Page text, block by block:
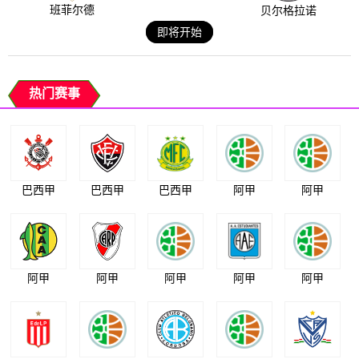
班菲尔德
贝尔格拉诺
即将开始
热门赛事
巴西甲 巴西甲 巴西甲 阿甲 阿甲
阿甲 阿甲 阿甲 阿甲 阿甲